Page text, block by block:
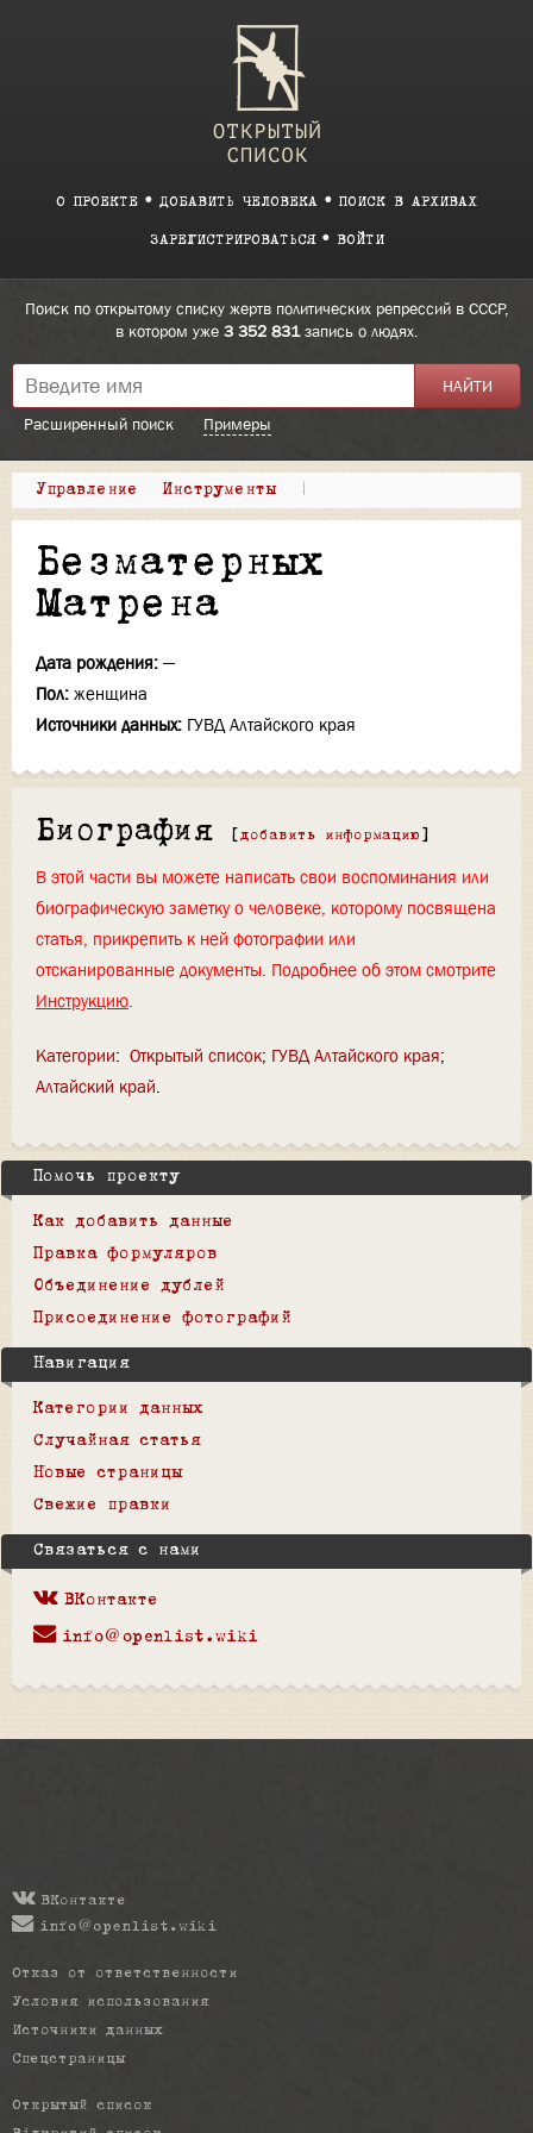
О ПРОЕКТЕ ДОБАВИТЬ ЧЕЛОВЕКА ПОИСК В АРХИВАХ
ЗАРЕГИСТРИРОВАТЬСЯ ВОЙТИ
Поиск по открытому списку жертв политических репрессий в СССР,
в котором уже 3 352 831запись о людях.
Расширенный поиск Примеры
Управление Инструменты |
Безматерных
Матрена
Дата рождения: —
Пол: женщина
Источники данных: ГУВД Алтайского края
Биография [ добавить информацию ]
В этой части вы можете написать свои воспоминания или
биографическую заметку о человеке, которому посвящена
статья, прикрепить к ней фотографии или
отсканированные документы. Подробнее об этом смотрите
Инструкцию.
Категории: Открытый список ГУВД Алтайского края
Алтайский край
Помочь проекту
Как добавить данные
Правка формуляров
Объединение дублей
Присоединение фотографий
Навигация
Категории данных
Случайная статья
Новые страницы
Свежие правки
Связаться с нами
ВКонтакте
info@openlist.wiki
ВКонтакте
info@openlist.wiki
Отказ от ответственности
Условия использования
Источники данных
Спецстраницы
Открытый список